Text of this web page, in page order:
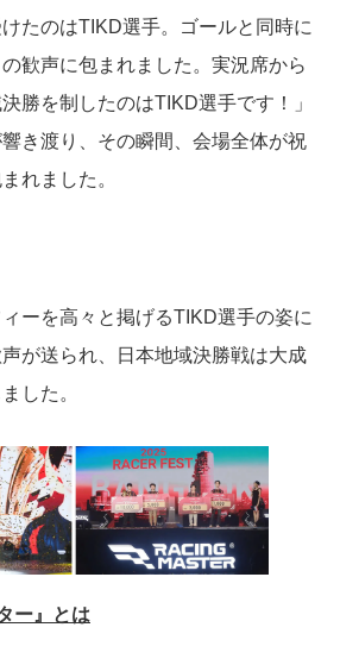
たのはTIKD選手。ゴールと同時に
歓声に包まれました。実況席から
勝を制したのはTIKD選手です！」
き渡り、その瞬間、会場全体が祝
れました。
ーを高々と掲げるTIKD選手の姿に
が送られ、日本地域決勝戦は大成
した。
ー』とは